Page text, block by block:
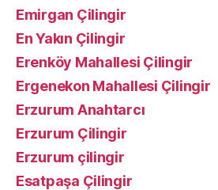
Emirgan Çilingir
En Yakın Çilingir
Erenköy Mahallesi Çilingir
Ergenekon Mahallesi Çilingir
Erzurum Anahtarcı
Erzurum Çilingir
Erzurum çilingir
Esatpaşa Çilingir